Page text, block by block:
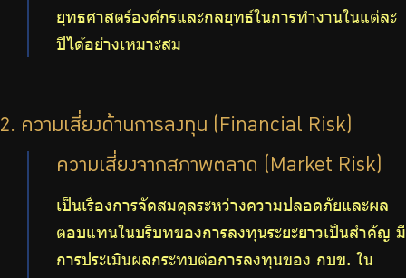
ยุทธศาสตร์องค์กรและกลยุทธ์ในการทำงานในแต่ละ
ปีได้อย่างเหมาะสม
2. ความเสี่ยงด้านการลงทุน (Financial Risk)
ความเสี่ยงจากสภาพตลาด (Market Risk)
เป็นเรื่องการจัดสมดุลระหว่างความปลอดภัยและผล
ตอบแทนในบริบทของการลงทุนระยะยาวเป็นสำคัญ มี
การประเมินผลกระทบต่อการลงทุนของ กบข. ใน